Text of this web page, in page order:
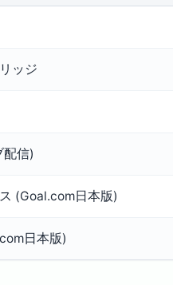
ッジ
配信)
(Goal.com日本版)
日本版)